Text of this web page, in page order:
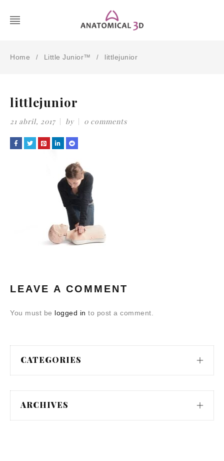
Home / Little Junior™ / littlejunior
littlejunior
21 abril, 2017 by 0 comments
LEAVE A COMMENT
You must be logged in to post a comment.
CATEGORIES
ARCHIVES